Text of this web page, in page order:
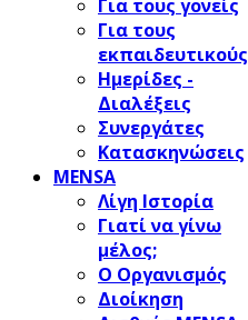
Για τους γονείς
Για τους
εκπαιδευτικούς
Ημερίδες -
Διαλέξεις
Συνεργάτες
Κατασκηνώσεις
MENSA
Λίγη Ιστορία
Γιατί να γίνω
μέλος;
Ο Οργανισμός
Διοίκηση